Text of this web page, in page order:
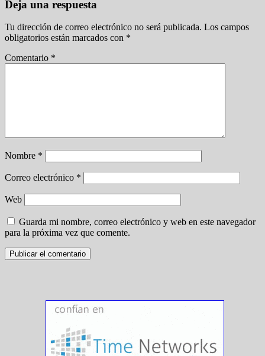
Deja una respuesta
Tu dirección de correo electrónico no será publicada. Los campos
obligatorios están marcados con *
Comentario *
Nombre *
Correo electrónico *
Web
Guarda mi nombre, correo electrónico y web en este navegador
para la próxima vez que comente.